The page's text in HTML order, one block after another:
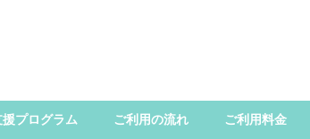
援プログラム ご利用の流れ ご利用料金